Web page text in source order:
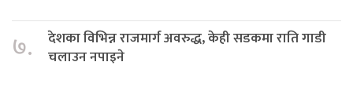
७.
देशका विभिन्न राजमार्ग अवरुद्ध, केही सडकमा राति गाडी
चलाउन नपाइने